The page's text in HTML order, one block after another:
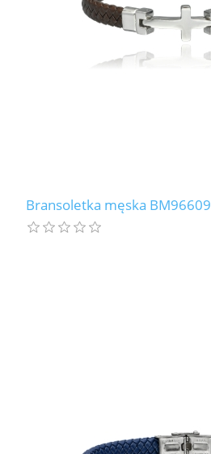
Bransoletka męska BM96609